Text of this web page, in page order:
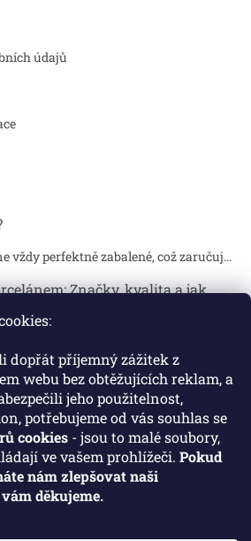
dopřát příjemný zážitek z
webu bez obtěžujících reklam, a
jeho použitelnost,
potřebujeme od vás souhlas se
cookies - jsou to malé soubory,
ve vašem prohlížeči. Pokud
nám zlepšovat naši
děkujeme.
údajů
vždy perfektně zabalené, což zaručuj...
Značky, kvalita a jak
sklenice, aby se nepoškodily?
elegance, tradice a luxusu. ...